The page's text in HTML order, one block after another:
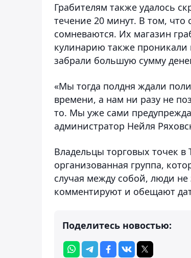
Грабителям также удалось
течение 20 минут. В том, что
сомневаются. Их магазин
кулинарию также
забрали большую сумму
«Мы тогда полдня ждали
времени, а нам ни разу не
то. Мы уже сами
администратор Нейля
Владельцы торговых точек в
организованная группа,
случая между собой, люди
комментируют и обещают
Поделитесь новостью: